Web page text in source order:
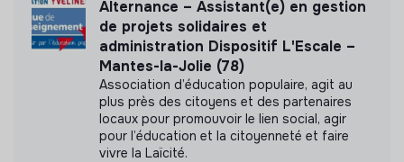
Alternance – Assistant(e) en gestion
de projets solidaires et
administration Dispositif L'Escale –
Mantes-la-Jolie (78)
Association d’éducation populaire, agit au
plus près des citoyens et des partenaires
locaux pour promouvoir le lien social, agir
pour l’éducation et la citoyenneté et faire
vivre la Laïcité.